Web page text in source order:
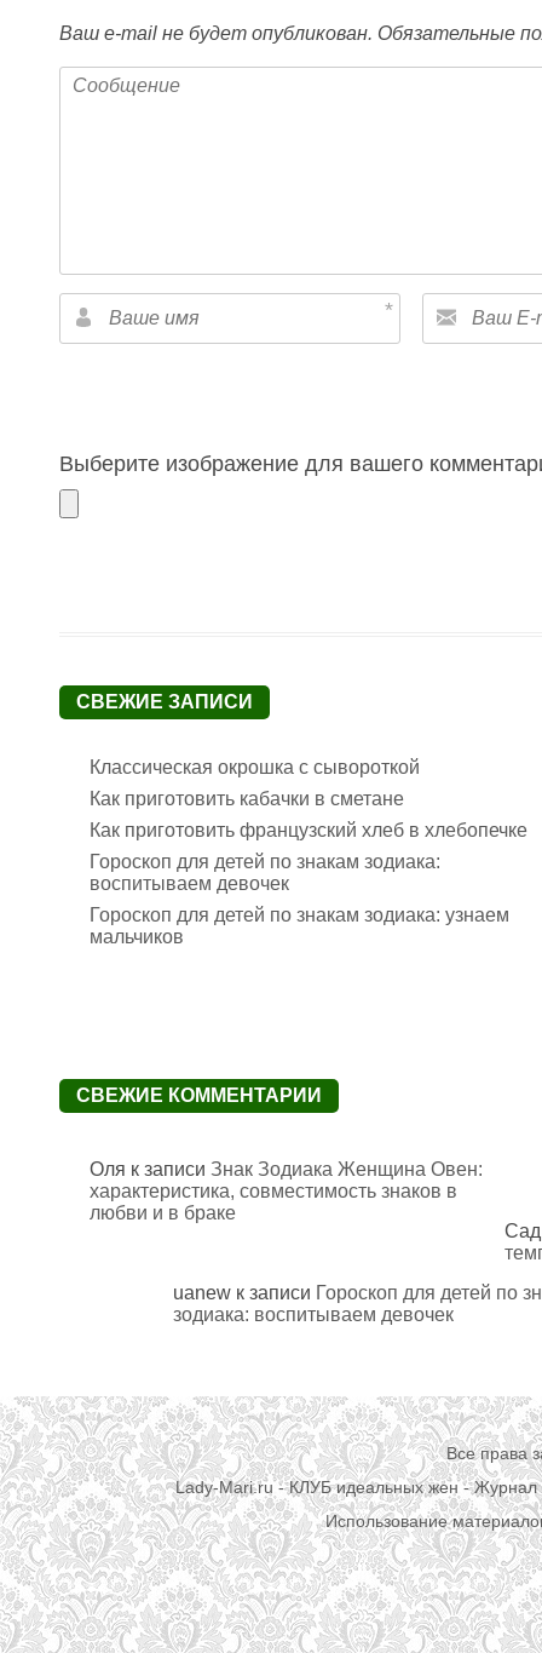
Ваш e-mail не будет опубликован. Обязательные
Выберите изображение для вашего
СВЕЖИЕ ЗАПИСИ
Классическая окрошка с сывороткой
Как приготовить кабачки в сметане
Как приготовить французский хлеб в хлебопечке
Гороскоп для детей по знакам зодиака:
воспитываем девочек
Гороскоп для детей по знакам зодиака: узнаем
мальчиков
СВЕЖИЕ КОММЕНТАРИИ
Оля к записи Знак Зодиака Женщина Овен:
характеристика, совместимость знаков в
любви и в браке
uanewк записи Гороскоп для детей по
зодиака: воспитываем девочек
Все права
Lady-Mari.ru - КЛУБ идеальных жен - Журнал
Использование